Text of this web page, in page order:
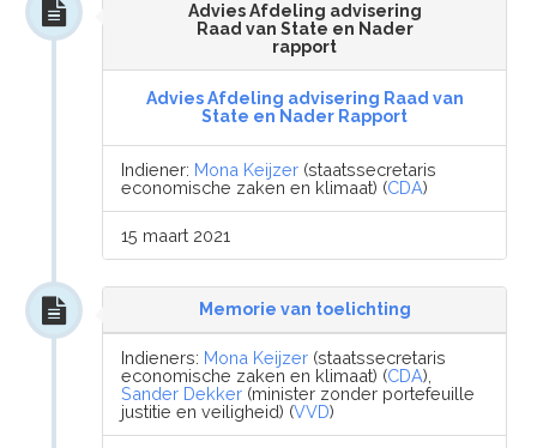
Advies Afdeling advisering
Raad van State en Nader
rapport
Advies Afdeling advisering Raad van
State en Nader Rapport
Indiener: Mona Keijzer (staatssecretaris
economische zaken en klimaat) (CDA)
15 maart 2021
Memorie van toelichting
Indieners: Mona Keijzer (staatssecretaris
economische zaken en klimaat) (CDA),
Sander Dekker (minister zonder portefeuille
justitie en veiligheid) (VVD)